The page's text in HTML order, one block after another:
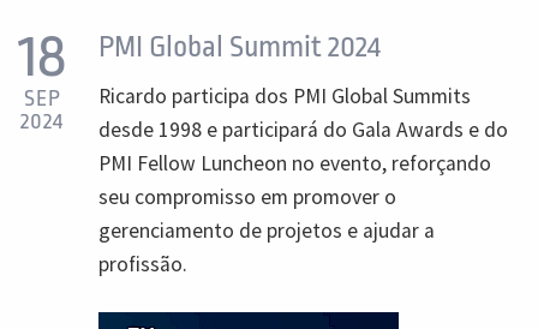
18
SEP
2024
PMI Global Summit 2024
Ricardo participa dos PMI Global Summits
desde 1998 e participará do Gala Awards e do
PMI Fellow Luncheon no evento, reforçando
seu compromisso em promover o
gerenciamento de projetos e ajudar a
profissão.